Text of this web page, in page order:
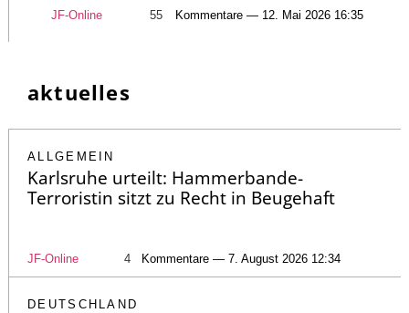
JF-Online 55 Kommentare — 12. Mai 2026 16:35
aktuelles
ALLGEMEIN
Karlsruhe urteilt: Hammerbande-
Terroristin sitzt zu Recht in Beugehaft
JF-Online 4 Kommentare — 7. August 2026 12:34
DEUTSCHLAND